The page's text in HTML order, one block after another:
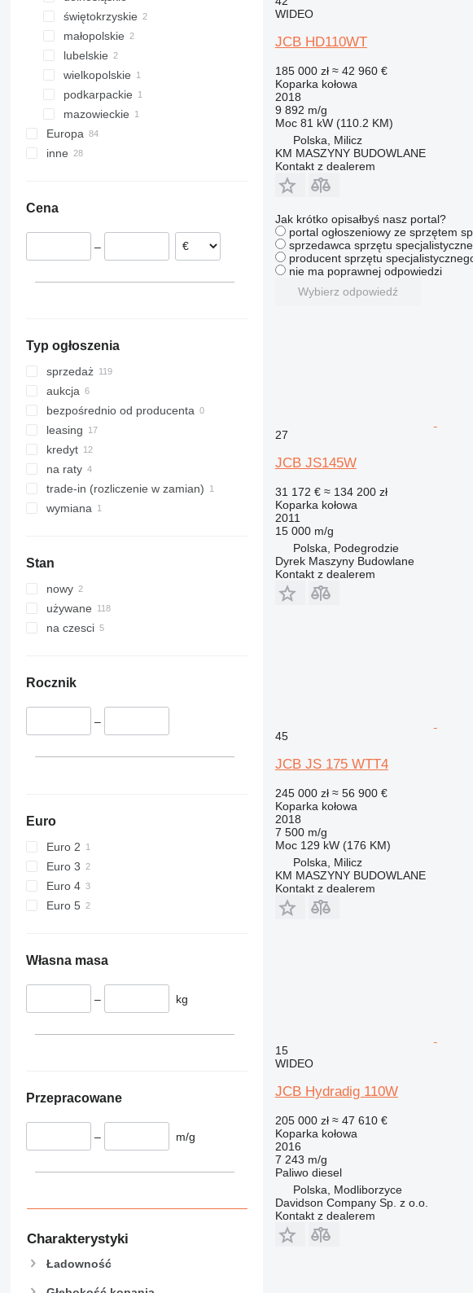
Milicz
świętokrzyskie
Bodzentyn
małopolskie
Bolechowice
Nowy Sącz
lubelskie
Lublin
wielkopolskie
Zduny
podkarpackie
mazowieckie
Kobyłka
Europa
Hiszpania
Słowacja
inne
Cena
–
Typ ogłoszenia
sprzedaż
aukcja
bezpośrednio od producenta
leasing
kredyt
na raty
trade-in (rozliczenie w zamian)
wymiana
Stan
nowy
używane
na czesci
Rocznik
–
Euro
Euro 2
Euro 3
Euro 4
Euro 5
Własna masa
– kg
Przepracowane
– m/g
Charakterystyki
Ładowność
WIDEO
JCB HD110WT
185 000 zł ≈ 42 960 €
Koparka kołowa
2018
9 892 m/g
Moc 81 kW (110.2 KM)
Polska, Milicz
KM MASZYNY BUDOWLANE
Kontakt z dealerem
Jak krótko opisałbyś nasz portal?
portal ogłoszeniowy ze sprzętem
sprzedawca sprzętu
producent sprzętu
nie ma poprawnej odpowiedzi
Wybierz odpowiedź
27
JCB JS145W
31 172 € ≈ 134 200 zł
Koparka kołowa
2011
15 000 m/g
Polska, Podegrodzie
Dyrek Maszyny Budowlane
Kontakt z dealerem
45
JCB JS 175 WTT4
245 000 zł ≈ 56 900 €
Koparka kołowa
2018
7 500 m/g
Moc 129 kW (176 KM)
Polska, Milicz
KM MASZYNY BUDOWLANE
Kontakt z dealerem
15
WIDEO
JCB Hydradig 110W
205 000 zł ≈ 47 610 €
Koparka kołowa
2016
7 243 m/g
Paliwo diesel
Polska, Modliborzyce
Davidson Company Sp. z o.o.
Kontakt z dealerem